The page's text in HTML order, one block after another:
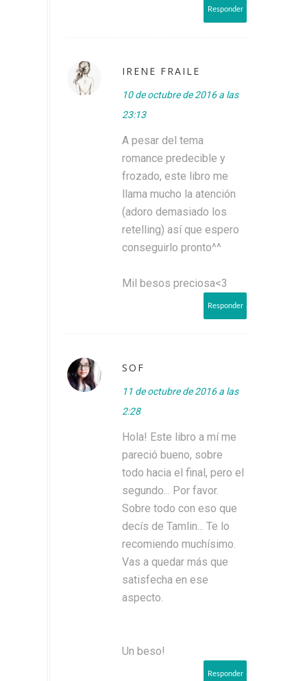
Responder
IRENE FRAILE
10 de octubre de 2016 a las
23:13
A pesar del tema
romance predecible y
frozado, este libro me
llama mucho la atención
(adoro demasiado los
retelling) así que espero
conseguirlo pronto^^
Mil besos preciosa<3
Responder
SOF
11 de octubre de 2016 a las
2:28
Hola! Este libro a mí me
pareció bueno, sobre
todo hacia el final, pero el
segundo... Por favor.
Sobre todo con eso que
decís de Tamlin... Te lo
recomiendo muchísimo.
Vas a quedar más que
satisfecha en ese
aspecto.
Un beso!
Responder